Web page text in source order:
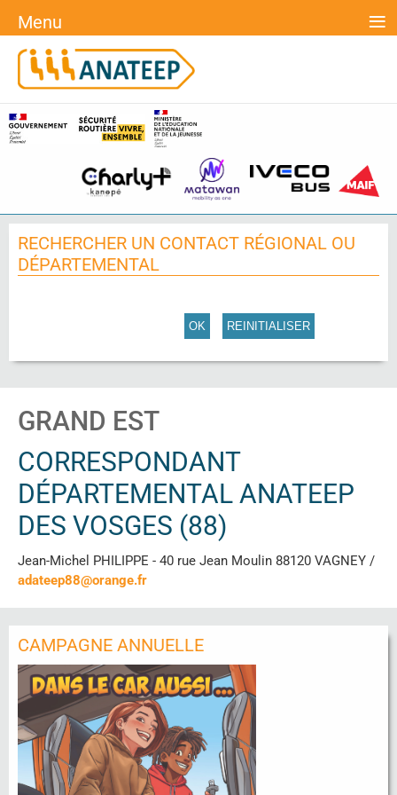
RECHERCHER UN CONTACT RÉGIONAL OU
DÉPARTEMENTAL
OK REINITIALISER
GRAND EST
CORRESPONDANT
DÉPARTEMENTAL ANATEEP
DES VOSGES (88)
Jean-Michel PHILIPPE - 40 rue Jean Moulin 88120 VAGNEY /
adateep88@orange.fr
CAMPAGNE ANNUELLE
Menu ≡